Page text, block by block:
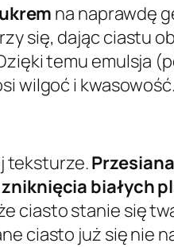
na naprawdę
się, dając ciastu
temu emulsja
wilgoć i kwasowość.
teksturze.
białych
ciasto stanie się
ciasto już się nie